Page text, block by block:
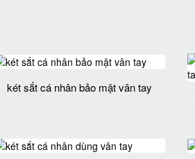
két sắt cá nhân bảo mật vân tay